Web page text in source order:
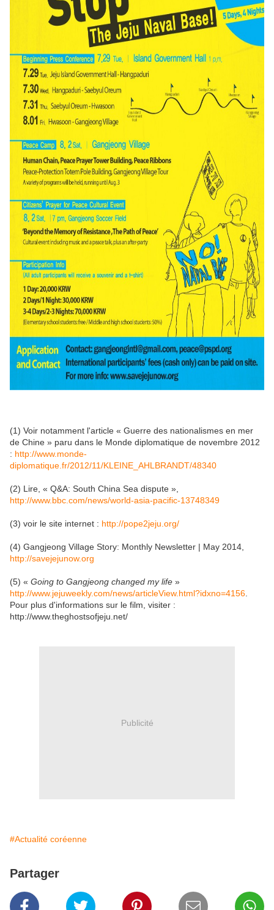
(1) Voir notamment l'article « Guerre des nationalismes en mer
de Chine » paru dans le Monde diplomatique de novembre 2012
: http://www.monde-
diplomatique.fr/2012/11/KLEINE_AHLBRANDT/48340
(2) Lire, « Q&A: South China Sea dispute »,
http://www.bbc.com/news/world-asia-pacific-13748349
(3) voir le site internet : http://pope2jeju.org/
(4) Gangjeong Village Story: Monthly Newsletter | May 2014,
http://savejejunow.org
(5) « Going to Gangjeong changed my life »
http://www.jejuweekly.com/news/articleView.html?idxno=4156
Pour plus d'informations sur le film, visiter :
http://www.theghostsofjeju.net/
Publicité
#Actualité coréenne
Partager